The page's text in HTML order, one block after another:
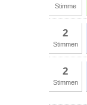
Stimme
2
Stimmen
2
Stimmen